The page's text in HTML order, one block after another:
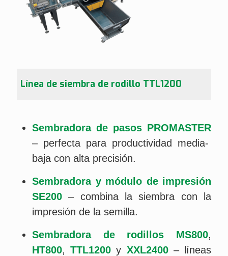
Línea de siembra de rodillo TTL1200
Sembradora de pasos PROMASTER
– perfecta para productividad media-
baja con alta precisión.
Sembradora y módulo de impresión
SE200 – combina la siembra con la
impresión de la semilla.
Sembradora de rodillos MS800,
HT800,TTL1200 y XXL2400– líneas